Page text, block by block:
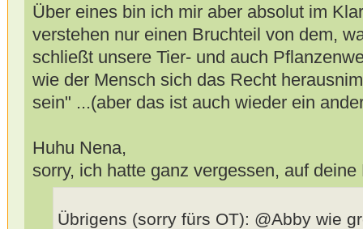
Über eines bin ich mir aber absolut im
verstehen nur einen Bruchteil von dem,
schließt unsere Tier- und auch
wie der Mensch sich das Recht
sein" ...(aber das ist auch wieder ein
Huhu Nena,
sorry, ich hatte ganz vergessen, auf
Übrigens (sorry fürs OT): @Abby wie